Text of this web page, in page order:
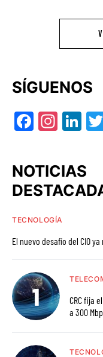
SÍGUENOS
Facebook
NOTICIAS
TECNOLOGÍA
El nuevo desafío del CIO
CRC fija
a 300